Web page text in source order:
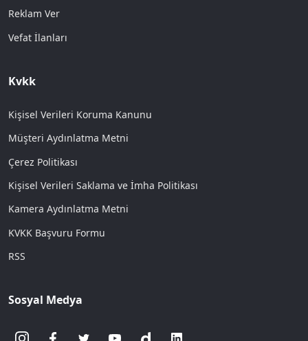
Reklam Ver
Vefat İlanları
Kvkk
Kişisel Verileri Koruma Kanunu
Müşteri Aydınlatma Metni
Çerez Politikası
Kişisel Verileri Saklama ve İmha Politikası
Kamera Aydınlatma Metni
KVKK Başvuru Formu
RSS
Sosyal Medya